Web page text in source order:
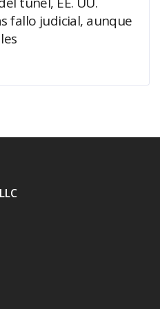
fallo judicial, aunque